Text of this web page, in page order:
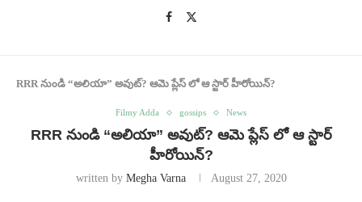
RRR నుండి “అలియా” అవుట్? ఆమె ప్లేస్ లో ఆ స్టార్ హీరోయిన్?
Filmy Adda gossips News
RRR నుండి “అలియా” అవుట్? ఆమె ప్లేస్ లో ఆ స్టార్
హీరోయిన్?
written by Megha Varna August 27, 2020